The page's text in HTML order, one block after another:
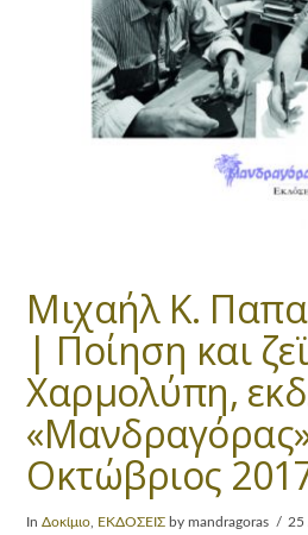
Μιχαήλ Κ.
| Ποίηση και
Χαρμολύπη,
Οκτώβριος
InΔοκίμιο ΕΚΔΟΣΕΙΣ by mandragoras 25